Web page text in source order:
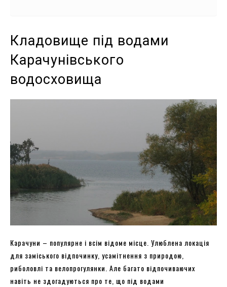
Кладовище під водами
Карачунівського
водосховища
Карачуни – популярне і всім відоме місце. Улюблена локація
для заміського відпочинку, усамітнення з природою,
риболовлі та велопрогулянки. Але багато відпочиваючих
навіть не здогадуються про те, що під водами